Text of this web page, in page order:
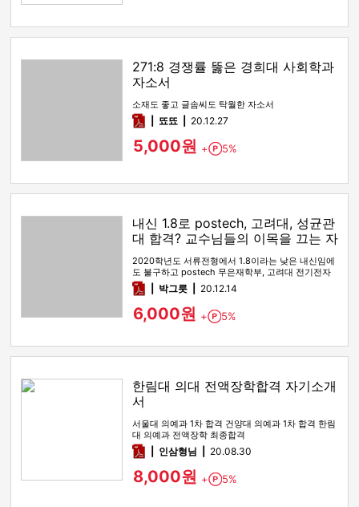
271:8 경쟁률 뚫은 경희대 사회학과
자소서
소재도 좋고 글솜씨도 탁월한 자소서
pdf뚀뚀 20.12.27
5,000원 + Point
5%
내신 1.8로 postech, 고려대, 성균관
대 합격? 교수님들의 이목을 끄는 자
소서!
2020학년도 서류전형에서 1.8이라는 낮은 내신임에
도 불구하고 postech 무은재학부, 고려대 전기전자
공학부, 성균관대학…
pdf박그릇 20.12.14
6,000원 + Point
5%
한림대 의대 전액장학합격 자기소개
서
서울대 의예과 1차 합격 건양대 의예과 1차 합격 한림
대 의예과 전액장학 최종합격
pdf인삼형님 20.08.30
8,000원 + Point
5%